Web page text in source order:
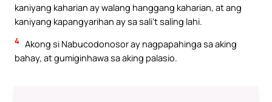
kaniyang kaharian ay walang hanggang kaharian, at ang
kaniyang kapangyarihan ay sa sali’t saling lahi.
4 Akong si Nabucodonosor ay nagpapahinga sa aking
bahay, at gumiginhawa sa aking palasio.